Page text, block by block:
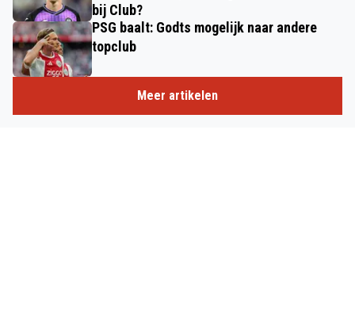
bij Club?
PSG baalt: Godts mogelijk naar andere
topclub
Meer artikelen